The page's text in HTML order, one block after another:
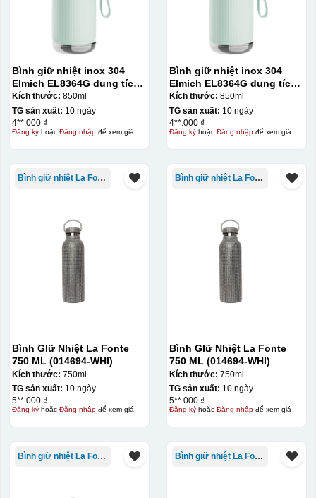
Kiểu hộp:
Hộp chai rượu - hộp da/sơn mài
Hộp chai rượu - hộp gỗ/giấy
Bình giữ nhiệt inox 304
Elmich EL8364G dung tích
850ml
Kích thước: 850ml
TG sản xuất: 10 ngày
4**.000 ₫
Đăng kýhoặc Đăng nhậpđể xem giá
Bình giữ nhiệt inox 304
Elmich EL8364G dung tích
850ml
Kích thước: 850ml
TG sản xuất: 10 ngày
4**.000 ₫
Đăng kýhoặc Đăng nhậpđể xem giá
Bình giữ nhiệt La Fonte
Bình GIữ Nhiệt La Fonte
750 ML (014694-WHI)
Kích thước: 750ml
TG sản xuất: 10 ngày
5**.000 ₫
Đăng kýhoặc Đăng nhậpđể xem giá
Bình giữ nhiệt La Fonte
Bình GIữ Nhiệt La Fonte
750 ML (014694-WHI)
Kích thước: 750ml
TG sản xuất: 10 ngày
5**.000 ₫
Đăng kýhoặc Đăng nhậpđể xem giá
Bình giữ nhiệt La Fonte Bình giữ nhiệt La Fonte